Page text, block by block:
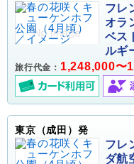
フレ
オラ
ベス
ルギ
旅行代金： 1,248,000〜
東京（成田）発
フレ
ダ航